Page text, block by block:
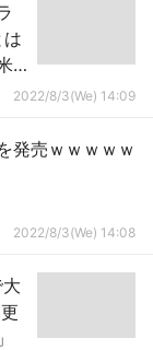
は
2022/8/3(We) 14:09
発売ｗｗｗｗｗ
2022/8/3(We) 14:08